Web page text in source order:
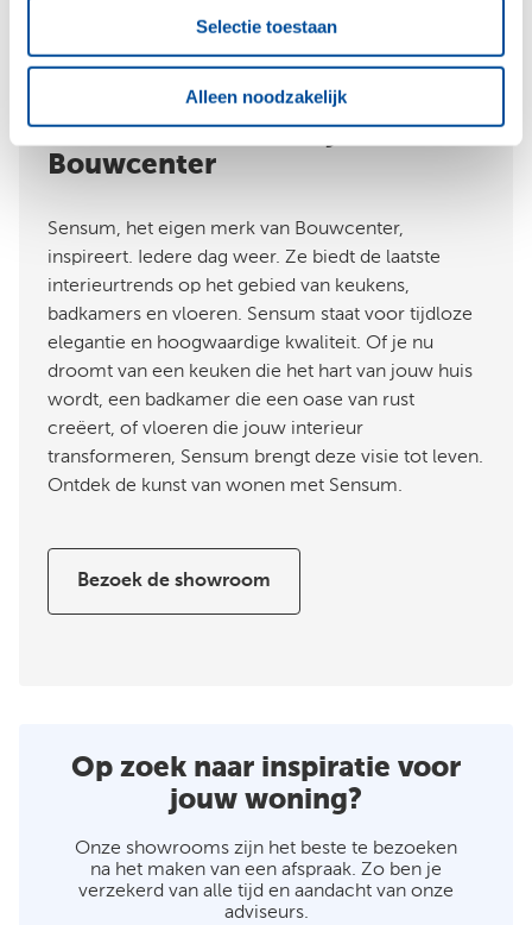
Selectie toestaan
Alleen noodzakelijk
Sensum, exclusief bij
Bouwcenter
Sensum, het eigen merk van Bouwcenter,
inspireert. Iedere dag weer. Ze biedt de laatste
interieurtrends op het gebied van keukens,
badkamers en vloeren. Sensum staat voor tijdloze
elegantie en hoogwaardige kwaliteit. Of je nu
droomt van een keuken die het hart van jouw huis
wordt, een badkamer die een oase van rust
creëert, of vloeren die jouw interieur
transformeren, Sensum brengt deze visie tot leven.
Ontdek de kunst van wonen met Sensum.
Bezoek de showroom
Op zoek naar inspiratie voor
jouw woning?
Onze showrooms zijn het beste te bezoeken
na het maken van een afspraak. Zo ben je
verzekerd van alle tijd en aandacht van onze
adviseurs.